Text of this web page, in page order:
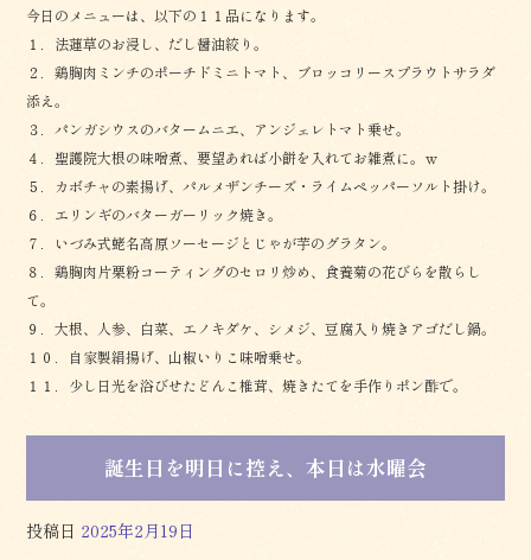
今日のメニューは、以下の１１品になります。
１．法蓮草のお浸し、だし醤油絞り。
２．鶏胸肉ミンチのポーチドミニトマト、ブロッコリースプラウトサラダ
添え。
３．パンガシウスのバタームニエ、アンジェレトマト乗せ。
４．聖護院大根の味噌煮、要望あれば小餅を入れてお雑煮に。ｗ
５．カボチャの素揚げ、パルメザンチーズ・ライムペッパーソルト掛け。
６．エリンギのバターガーリック焼き。
７．いづみ式蛯名高原ソーセージとじゃが芋のグラタン。
８．鶏胸肉片栗粉コーティングのセロリ炒め、食養菊の花びらを散らし
て。
９．大根、人参、白菜、エノキダケ、シメジ、豆腐入り焼きアゴだし鍋。
１０．自家製絹揚げ、山椒いりこ味噌乗せ。
１１．少し日光を浴びせたどんこ椎茸、焼きたてを手作りポン酢で。
誕生日を明日に控え、本日は水曜会
投稿日 2025年2月19日